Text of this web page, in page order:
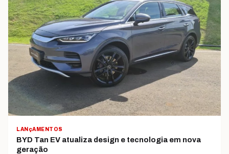
LANçAMENTOS
BYD Tan EV atualiza design e tecnologia em nova
geração